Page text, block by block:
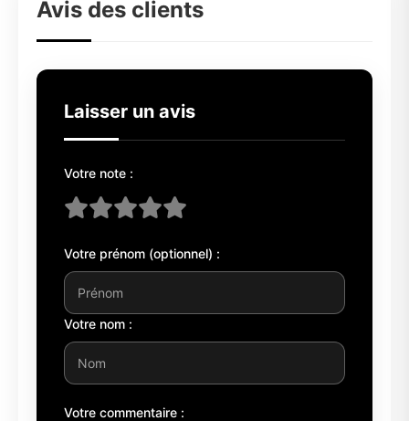
Avis des clients
Laisser un avis
Votre note :
Votre prénom (optionnel) :
Votre nom :
Votre commentaire :